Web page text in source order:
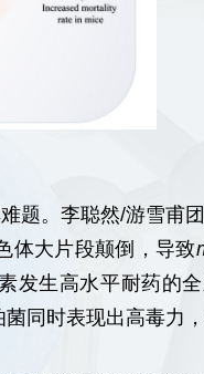
题。李聪然/游雪甫
体大片段颠倒，导致
发生高水平耐药的
同时表现出高毒力